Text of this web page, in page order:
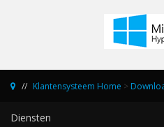
Klantensysteem Home >
Diensten